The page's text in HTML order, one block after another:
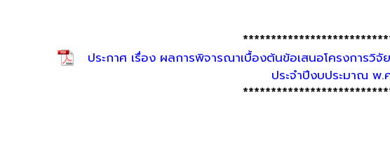
ประกาศ เรื่อง ผลการพิจารณาเบื้องต้นข้อเสนอโครงการวิ
ประจำปีงบประมาณ พ.